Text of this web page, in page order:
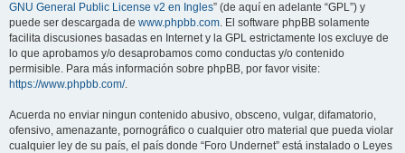
GNU General Public License v2 en Ingles” (de aquí en adelante “GPL”) y
puede ser descargada de www.phpbb.com. El software phpBB solamente
facilita discusiones basadas en Internet y la GPL estrictamente los excluye de
lo que aprobamos y/o desaprobamos como conductas y/o contenido
permisible. Para más información sobre phpBB, por favor visite:
https://www.phpbb.com/.
Acuerda no enviar ningun contenido abusivo, obsceno, vulgar, difamatorio,
ofensivo, amenazante, pornográfico o cualquier otro material que pueda violar
cualquier ley de su país, el país donde “Foro Undernet” está instalado o Leyes